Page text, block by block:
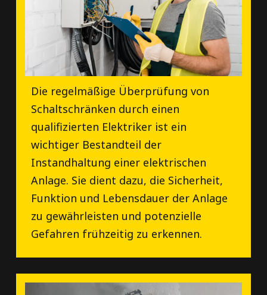
Die regelmäßige Überprüfung von
Schaltschränken durch einen
qualifizierten Elektriker ist ein
wichtiger Bestandteil der
Instandhaltung einer elektrischen
Anlage. Sie dient dazu, die Sicherheit,
Funktion und Lebensdauer der Anlage
zu gewährleisten und potenzielle
Gefahren frühzeitig zu erkennen.